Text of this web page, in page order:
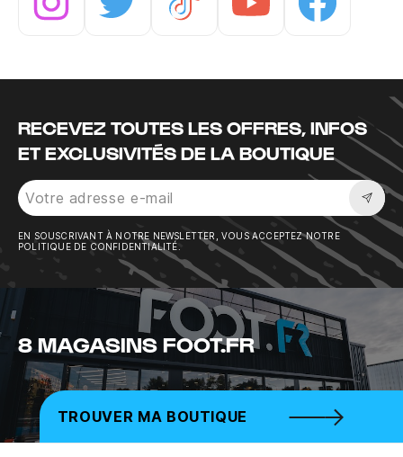
RECEVEZ TOUTES LES OFFRES, INFOS
ET EXCLUSIVITÉS DE LA BOUTIQUE
EN SOUSCRIVANT À NOTRE NEWSLETTER, VOUS ACCEPTEZ NOTRE
POLITIQUE DE CONFIDENTIALITÉ.
8 MAGASINS FOOT.FR
TROUVER MA BOUTIQUE